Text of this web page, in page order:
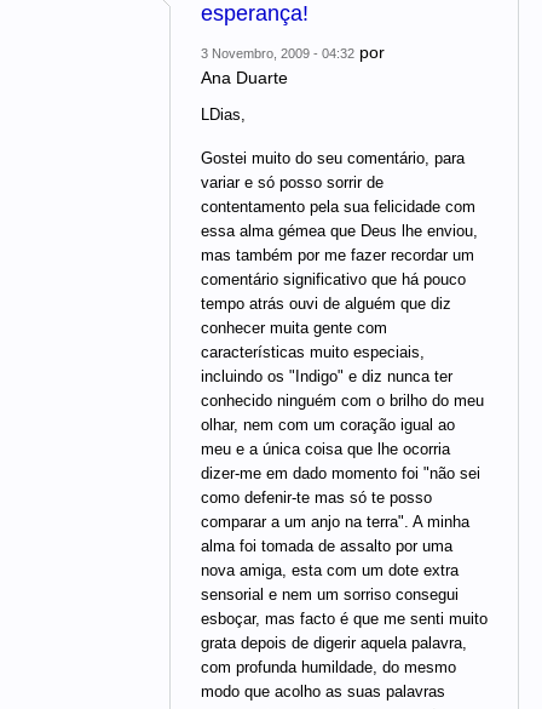
esperança!
3 Novembro, 2009 - 04:32 por
Ana Duarte
LDias,
Gostei muito do seu comentário, para
variar e só posso sorrir de
contentamento pela sua felicidade com
essa alma gémea que Deus lhe enviou,
mas também por me fazer recordar um
comentário significativo que há pouco
tempo atrás ouvi de alguém que diz
conhecer muita gente com
características muito especiais,
incluindo os "Indigo" e diz nunca ter
conhecido ninguém com o brilho do meu
olhar, nem com um coração igual ao
meu e a única coisa que lhe ocorria
dizer-me em dado momento foi "não sei
como defenir-te mas só te posso
comparar a um anjo na terra". A minha
alma foi tomada de assalto por uma
nova amiga, esta com um dote extra
sensorial e nem um sorriso consegui
esboçar, mas facto é que me senti muito
grata depois de digerir aquela palavra,
com profunda humildade, do mesmo
modo que acolho as suas palavras